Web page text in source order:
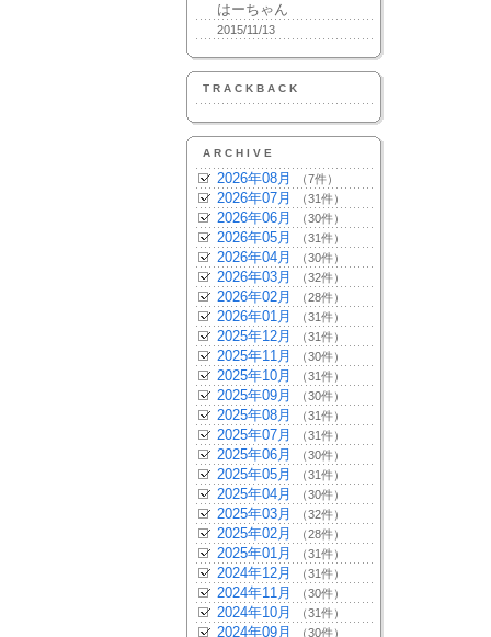
はーちゃん
2015/11/13
TRACKBACK
ARCHIVE
2026年08月 （7件）
2026年07月 （31件）
2026年06月 （30件）
2026年05月 （31件）
2026年04月 （30件）
2026年03月 （32件）
2026年02月 （28件）
2026年01月 （31件）
2025年12月 （31件）
2025年11月 （30件）
2025年10月 （31件）
2025年09月 （30件）
2025年08月 （31件）
2025年07月 （31件）
2025年06月 （30件）
2025年05月 （31件）
2025年04月 （30件）
2025年03月 （32件）
2025年02月 （28件）
2025年01月 （31件）
2024年12月 （31件）
2024年11月 （30件）
2024年10月 （31件）
2024年09月 （30件）